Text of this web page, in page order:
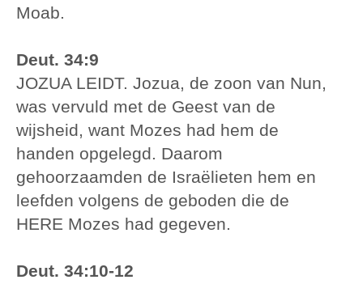
Moab.
Deut. 34:9
JOZUA LEIDT. Jozua, de zoon van Nun,
was vervuld met de Geest van de
wijsheid, want Mozes had hem de
handen opgelegd. Daarom
gehoorzaamden de Israëlieten hem en
leefden volgens de geboden die de
HERE Mozes had gegeven.
Deut. 34:10-12